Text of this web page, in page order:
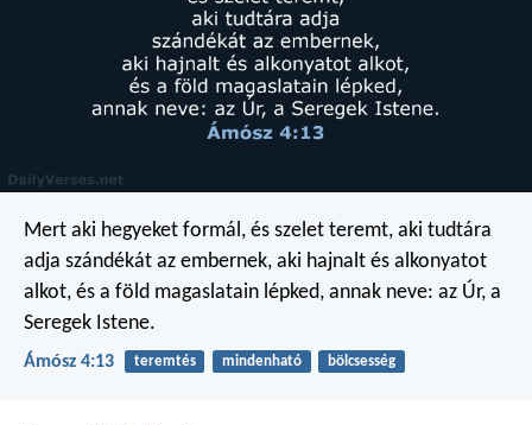
Mert aki hegyeket formál, és szelet teremt, aki tudtára
adja szándékát az embernek, aki hajnalt és alkonyatot
alkot, és a föld magaslatain lépked, annak neve: az Úr, a
Seregek Istene.
Ámósz 4:13 teremtés mindenható bölcsesség